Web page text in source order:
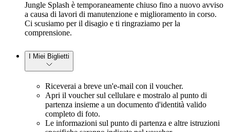
Jungle Splash è temporaneamente chiuso fino a nuovo avviso
a causa di lavori di manutenzione e miglioramento in corso.
Ci scusiamo per il disagio e ti ringraziamo per la
comprensione.
I Miei Biglietti
Riceverai a breve un'e-mail con il voucher.
Apri il voucher sul cellulare e mostralo al punto di
partenza insieme a un documento d'identità valido
completo di foto.
Le informazioni sul punto di partenza e altre istruzioni